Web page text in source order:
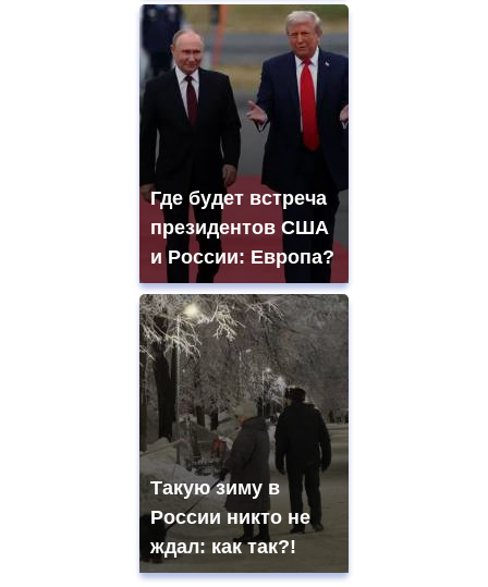
Где будет встреча
президентов США
и России: Европа?
Такую зиму в
России никто не
ждал: как так?!